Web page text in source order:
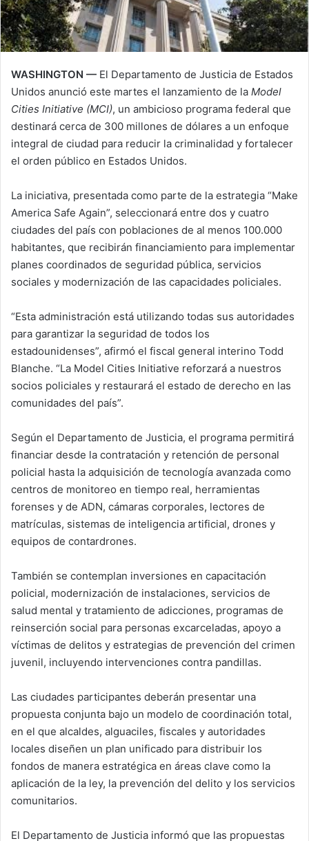
WASHINGTON — El Departamento de Justicia de Estados
Unidos anunció este martes el lanzamiento de la Model
Cities Initiative (MCI), un ambicioso programa federal que
destinará cerca de 300 millones de dólares a un enfoque
integral de ciudad para reducir la criminalidad y fortalecer
el orden público en Estados Unidos.
La iniciativa, presentada como parte de la estrategia “Make
America Safe Again”, seleccionará entre dos y cuatro
ciudades del país con poblaciones de al menos 100.000
habitantes, que recibirán financiamiento para implementar
planes coordinados de seguridad pública, servicios
sociales y modernización de las capacidades policiales.
“Esta administración está utilizando todas sus autoridades
para garantizar la seguridad de todos los
estadounidenses”, afirmó el fiscal general interino Todd
Blanche. “La Model Cities Initiative reforzará a nuestros
socios policiales y restaurará el estado de derecho en las
comunidades del país”.
Según el Departamento de Justicia, el programa permitirá
financiar desde la contratación y retención de personal
policial hasta la adquisición de tecnología avanzada como
centros de monitoreo en tiempo real, herramientas
forenses y de ADN, cámaras corporales, lectores de
matrículas, sistemas de inteligencia artificial, drones y
equipos de contardrones.
También se contemplan inversiones en capacitación
policial, modernización de instalaciones, servicios de
salud mental y tratamiento de adicciones, programas de
reinserción social para personas excarceladas, apoyo a
víctimas de delitos y estrategias de prevención del crimen
juvenil, incluyendo intervenciones contra pandillas.
Las ciudades participantes deberán presentar una
propuesta conjunta bajo un modelo de coordinación total,
en el que alcaldes, alguaciles, fiscales y autoridades
locales diseñen un plan unificado para distribuir los
fondos de manera estratégica en áreas clave como la
aplicación de la ley, la prevención del delito y los servicios
comunitarios.
El Departamento de Justicia informó que las propuestas